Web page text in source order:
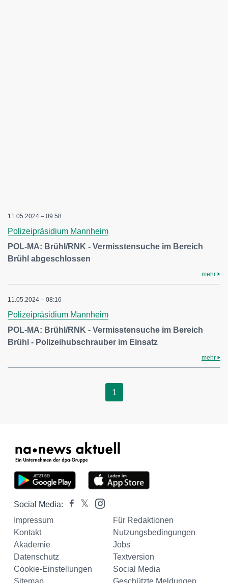
11.05.2024 – 09:58
Polizeipräsidium Mannheim
POL-MA: Brühl/RNK - Vermisstensuche im Bereich
Brühl abgeschlossen
mehr
11.05.2024 – 08:16
Polizeipräsidium Mannheim
POL-MA: Brühl/RNK - Vermisstensuche im Bereich
Brühl - Polizeihubschrauber im Einsatz
mehr
1
Social Media:
Impressum
Für Redaktionen
Kontakt
Nutzungsbedingungen
Akademie
Jobs
Datenschutz
Textversion
Cookie-Einstellungen
Social Media
Sitemap
Geschützte Meldungen